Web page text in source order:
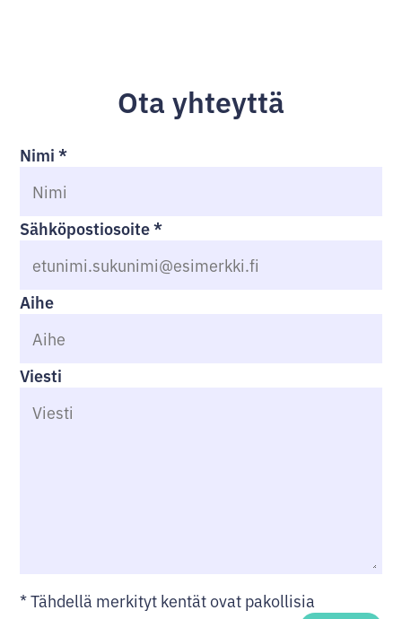
Ota yhteyttä
Nimi*
Sähköpostiosoite*
Aihe
Viesti
*Tähdellä merkityt kentät ovat pakollisia